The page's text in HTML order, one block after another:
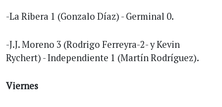
-La Ribera 1 (Gonzalo Díaz) - Germinal 0.
-J.J. Moreno 3 (Rodrigo Ferreyra-2- y Kevin
Rychert) - Independiente 1 (Martín Rodríguez).
Viernes